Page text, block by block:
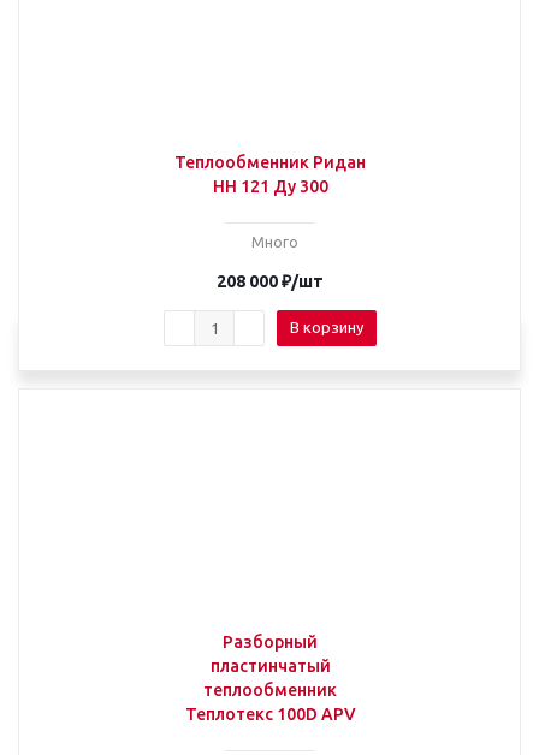
Теплообменник Ридан
НН 121 Ду 300
Много
208 000₽/шт
В корзину
Разборный
пластинчатый
теплообменник
Теплотекс 100D APV